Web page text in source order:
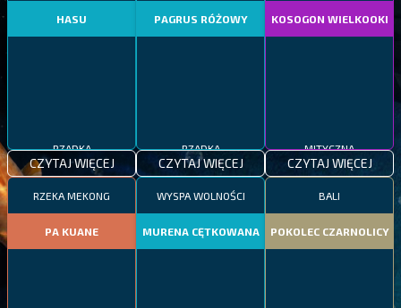
HASU
RZADKA
CZYTAJ WIĘCEJ
PAGRUS RÓŻOWY
RZADKA
CZYTAJ WIĘCEJ
KOSOGON WIELKOOKI
MITYCZNA
CZYTAJ WIĘCEJ
RZEKA MEKONG
PA KUANE
WYSPA WOLNOŚCI
MURENA CĘTKOWANA
BALI
POKOLEC CZARNOLICY